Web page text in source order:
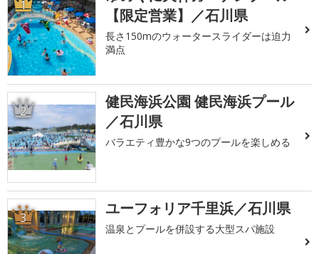
1
【限定営業】／石川県
長さ150mのウォータースライダーは迫力
満点
2
健民海浜公園 健民海浜プール
／石川県
バラエティ豊かな9つのプールを楽しめる
3 ユーフォリア千里浜／石川県
温泉とプールを併設する大型スパ施設